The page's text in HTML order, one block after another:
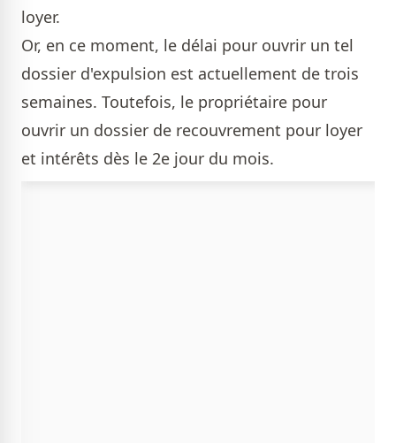
loyer.
Or, en ce moment, le délai pour ouvrir un tel
dossier d'expulsion est actuellement de trois
semaines. Toutefois, le propriétaire pour
ouvrir un dossier de recouvrement pour loyer
et intérêts dès le 2e jour du mois.